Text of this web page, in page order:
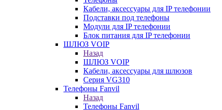
Кабели, аксессуары для IP телефонии
Подставки под телефоны
Модули для IP телефонии
Блок питания для IP телефонии
ШЛЮЗ VOIP
Назад
ШЛЮЗ VOIP
Кабели, аксессуары для шлюзов
Серия VG310
Телефоны Fanvil
Назад
Телефоны Fanvil